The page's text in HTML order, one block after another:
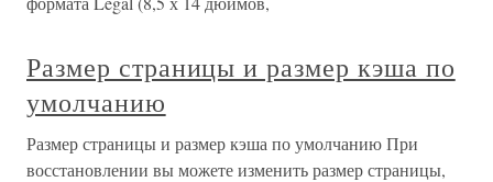
Размер страницы и размер кэша по
умолчанию
Размер страницы и размер кэша по умолчанию При
восстановлении вы можете изменить размер страницы,